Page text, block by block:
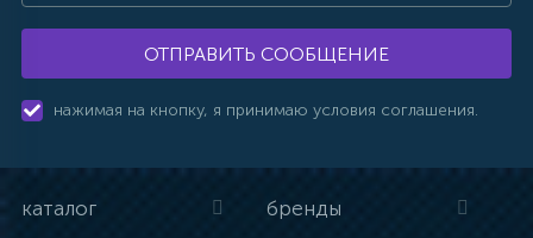
ОТПРАВИТЬ СООБЩЕНИЕ
нажимая на кнопку, я принимаю условия соглашения.
каталог бренды